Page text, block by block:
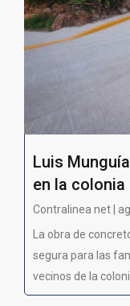
Luis
en la
Contralinea net |
La obra de
segura para las
vecinos de la